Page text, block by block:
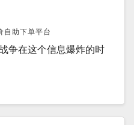
自助下单平台
争在这个信息爆炸的时